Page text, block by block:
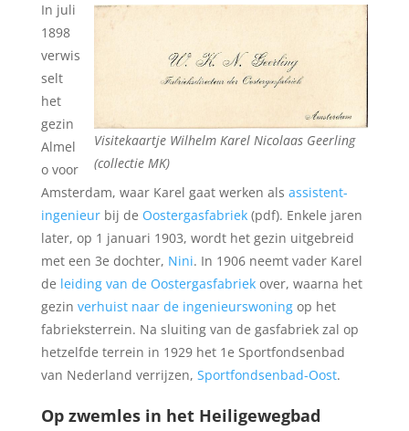
Visitekaartje Wilhelm Karel Nicolaas Geerling
(collectie MK)
In juli
1898
verwis
selt
het
gezin
Almel
o voor
Amsterdam, waar Karel gaat werken als assistent-
ingenieurbij de Oostergasfabriek(pdf). Enkele jaren
later, op 1 januari 1903, wordt het gezin uitgebreid
met een 3e dochter, Nini. In 1906 neemt vader Karel
de leiding van de Oostergasfabriekover, waarna het
gezin verhuist naar de ingenieurswoningop het
fabrieksterrein. Na sluiting van de gasfabriek zal op
hetzelfde terrein in 1929 het 1e Sportfondsenbad
van Nederland verrijzen, Sportfondsenbad-Oost.
Op zwemles in het Heiligewegbad